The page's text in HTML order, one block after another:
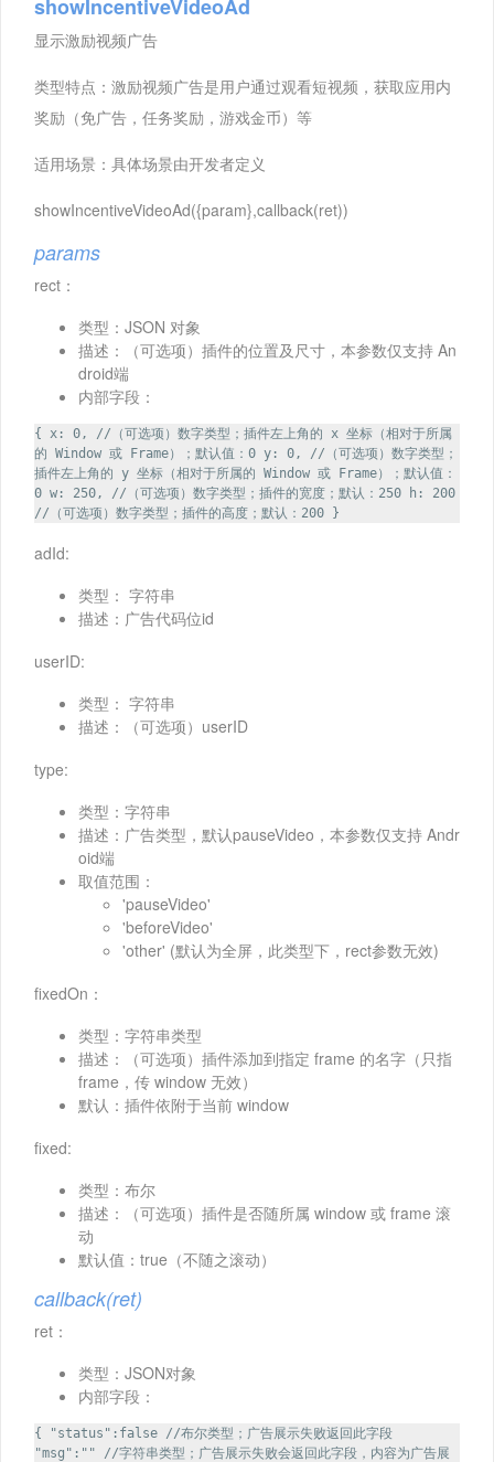
showIncentiveVideoAd
显示激励视频广告
类型特点：激励视频广告是用户通过观看短视频，获取应用内
奖励（免广告，任务奖励，游戏金币）等
适用场景：具体场景由开发者定义
showIncentiveVideoAd({param},callback(ret))
params
rect：
类型：JSON 对象
描述：（可选项）插件的位置及尺寸，本参数仅支持 An
droid端
内部字段：
{ x: 0, //（可选项）数字类型；插件左上角的 x 坐标（相对于所属
的 Window 或 Frame）；默认值：0 y: 0, //（可选项）数字类型；
插件左上角的 y 坐标（相对于所属的 Window 或 Frame）；默认值：
0 w: 250, //（可选项）数字类型；插件的宽度；默认：250 h: 200
//（可选项）数字类型；插件的高度；默认：200 }
adId:
类型： 字符串
描述：广告代码位id
userID:
类型： 字符串
描述：（可选项）userID
type:
类型：字符串
描述：广告类型，默认pauseVideo，本参数仅支持 Andr
oid端
取值范围：
'pauseVideo'
'beforeVideo'
'other' (默认为全屏，此类型下，rect参数无效)
fixedOn：
类型：字符串类型
描述：（可选项）插件添加到指定 frame 的名字（只指
frame，传 window 无效）
默认：插件依附于当前 window
fixed:
类型：布尔
描述：（可选项）插件是否随所属 window 或 frame 滚
动
默认值：true（不随之滚动）
callback(ret)
ret：
类型：JSON对象
内部字段：
{ "status":false //布尔类型；广告展示失败返回此字段
"msg":"" //字符串类型；广告展示失败会返回此字段，内容为广告展